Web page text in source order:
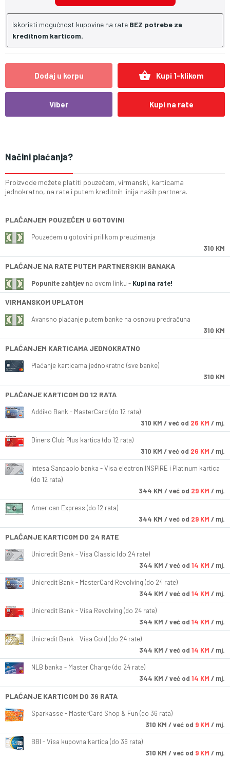
Iskoristi mogućnost kupovine na rate BEZ potrebe za
kreditnom karticom.
Dodaj u korpu shopping_basket Kupi 1-klikom
Viber Kupi na rate
Načini plaćanja?
Proizvode možete platiti pouzećem, virmanski, karticama
jednokratno, na rate i putem kreditnih linija naših partnera.
PLAĆANJEM POUZEĆEM U GOTOVINI
Pouzećem u gotovini prilikom preuzimanja
310 KM
PLAĆANJE NA RATE PUTEM PARTNERSKIH BANAKA
Popunite zahtjev na ovom linku - Kupi na rate!
VIRMANSKOM UPLATOM
Avansno plaćanje putem banke na osnovu predračuna
310 KM
PLAĆANJEM KARTICAMA JEDNOKRATNO
Plaćanje karticama jednokratno (sve banke)
310 KM
PLAĆANJE KARTICOM DO 12 RATA
Addiko Bank - MasterCard (do 12 rata)
310 KM / već od 26 KM / mj.
Diners Club Plus kartica (do 12 rata)
310 KM / već od 26 KM / mj.
Intesa Sanpaolo banka - Visa electron INSPIRE i Platinum kartica
(do 12 rata)
344 KM / već od 29 KM / mj.
American Express (do 12 rata)
344 KM / već od 29 KM / mj.
PLAĆANJE KARTICOM DO 24 RATE
Unicredit Bank - Visa Classic (do 24 rate)
344 KM / već od 14 KM / mj.
Unicredit Bank - MasterCard Revolving (do 24 rate)
344 KM / već od 14 KM / mj.
Unicredit Bank - Visa Revolving (do 24 rate)
344 KM / već od 14 KM / mj.
Unicredit Bank - Visa Gold (do 24 rate)
344 KM / već od 14 KM / mj.
NLB banka - Master Charge (do 24 rate)
344 KM / već od 14 KM / mj.
PLAĆANJE KARTICOM DO 36 RATA
Sparkasse - MasterCard Shop & Fun (do 36 rata)
310 KM / već od 9 KM / mj.
BBI - Visa kupovna kartica (do 36 rata)
310 KM / već od 9 KM / mj.